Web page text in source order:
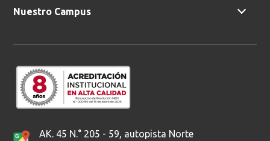
Nuestro Campus
AK. 45 N.° 205 - 59, autopista Norte